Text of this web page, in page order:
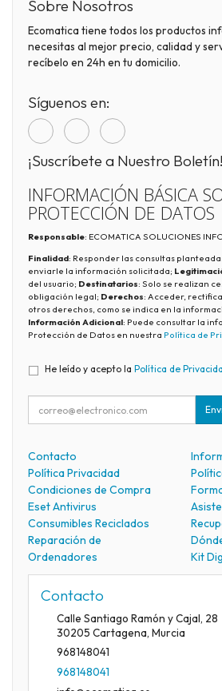
Sobre Nosotros
Ecomatica tiene todos los productos
necesitas al mejor precio, calidad y
recíbelo en 24h en tu domicilio.
Síguenos en:
¡Suscríbete a Nuestro Boletín!
INFORMACIÓN BÁSICA
PROTECCIÓN DE DATOS
Responsable: ECOMATICA SOLUCIONES
Finalidad: Responder las consultas
enviarle la información solicitada;
del usuario; Destinatarios: Solo se realizan
obligación legal; Derechos: Acceder,
otros derechos, como se indica en la
Información Adicional: Puede consultar la
Protección de Datos en nuestra Política de
He leído y acepto la Política de
Contacto
Política Privacidad
Condiciones de Compra
Eset Antivirus
Consumibles Reciclados
Reparación de
Ordenadores
Kit
Contacto
Calle Santiago Ramón y Cajal, 28
30205 Cartagena, Murcia
968148041
968148041